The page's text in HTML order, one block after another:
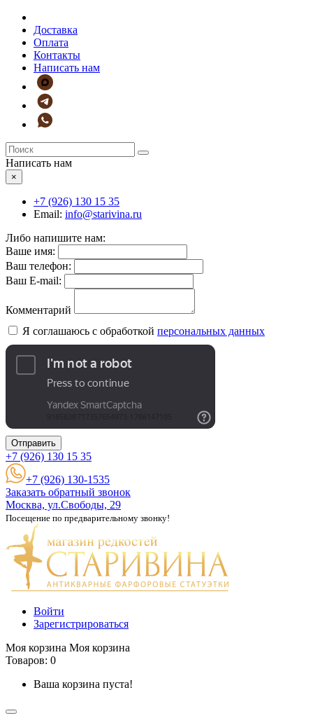
Доставка
Оплата
Контакты
Написать нам
Написать нам
×
+7 (926) 130 15 35
Email: info@starivina.ru
Либо напишите нам:
Ваше имя:
Ваш телефон:
Ваш E-mail:
Комментарий
Я соглашаюсь с обработкой персональных данных
Отправить
+7 (926) 130 15 35
+7 (926) 130-1535
Заказать обратный звонок
Москва, ул.Свободы, 29
Посещение по предварительному звонку!
Войти
Зарегистрироваться
Моя корзина Моя корзина
Товаров: 0
Ваша корзина пуста!